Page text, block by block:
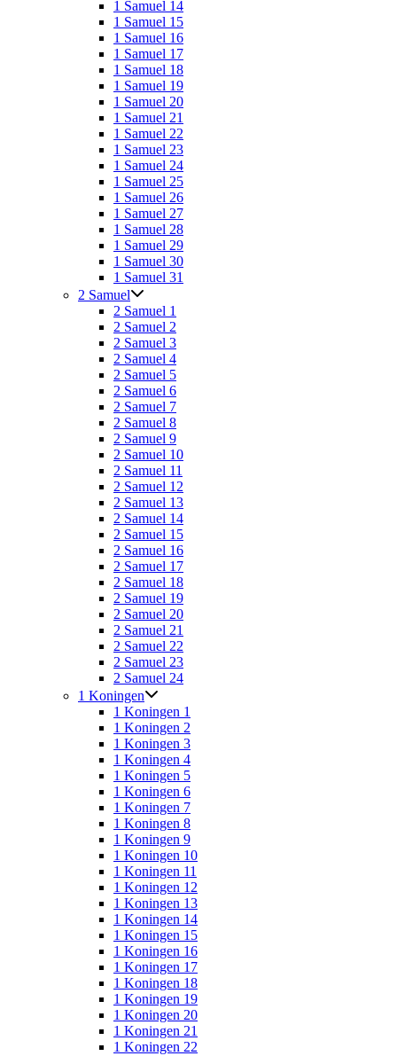
1 Samuel 14
1 Samuel 15
1 Samuel 16
1 Samuel 17
1 Samuel 18
1 Samuel 19
1 Samuel 20
1 Samuel 21
1 Samuel 22
1 Samuel 23
1 Samuel 24
1 Samuel 25
1 Samuel 26
1 Samuel 27
1 Samuel 28
1 Samuel 29
1 Samuel 30
1 Samuel 31
2 Samuel
2 Samuel 1
2 Samuel 2
2 Samuel 3
2 Samuel 4
2 Samuel 5
2 Samuel 6
2 Samuel 7
2 Samuel 8
2 Samuel 9
2 Samuel 10
2 Samuel 11
2 Samuel 12
2 Samuel 13
2 Samuel 14
2 Samuel 15
2 Samuel 16
2 Samuel 17
2 Samuel 18
2 Samuel 19
2 Samuel 20
2 Samuel 21
2 Samuel 22
2 Samuel 23
2 Samuel 24
1 Koningen
1 Koningen 1
1 Koningen 2
1 Koningen 3
1 Koningen 4
1 Koningen 5
1 Koningen 6
1 Koningen 7
1 Koningen 8
1 Koningen 9
1 Koningen 10
1 Koningen 11
1 Koningen 12
1 Koningen 13
1 Koningen 14
1 Koningen 15
1 Koningen 16
1 Koningen 17
1 Koningen 18
1 Koningen 19
1 Koningen 20
1 Koningen 21
1 Koningen 22